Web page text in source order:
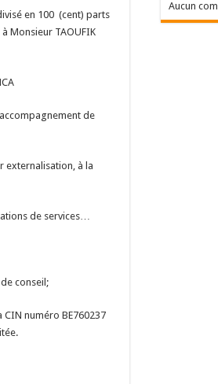
en 100 (cent) parts
Monsieur TAOUFIK
de
externalisation, à la
de services…
conseil;
numéro BE760237
Aucun